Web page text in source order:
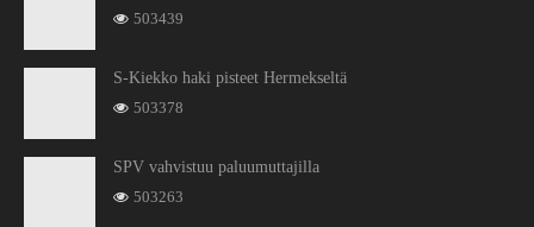
503439
S-Kiekko haki pisteet Hermekseltä
503378
SPV vahvistuu paluumuttajilla
503263